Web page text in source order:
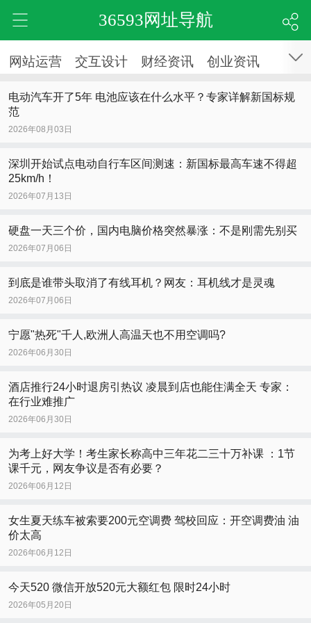
36593网址导航
网站运营 交互设计 财经资讯 创业资讯
电动汽车开了5年 电池应该在什么水平？专家详解新国标规
范
2026年08月03日
深圳开始试点电动自行车区间测速：新国标最高车速不得超
25km/h！
2026年07月13日
硬盘一天三个价，国内电脑价格突然暴涨：不是刚需先别买
2026年07月06日
到底是谁带头取消了有线耳机？网友：耳机线才是灵魂
2026年07月06日
宁愿"热死"千人,欧洲人高温天也不用空调吗?
2026年06月30日
酒店推行24小时退房引热议 凌晨到店也能住满全天 专家：
在行业难推广
2026年06月30日
为考上好大学！考生家长称高中三年花二三十万补课 ：1节
课千元，网友争议是否有必要？
2026年06月12日
女生夏天练车被索要200元空调费 驾校回应：开空调费油 油
价太高
2026年06月12日
今天520 微信开放520元大额红包 限时24小时
2026年05月20日